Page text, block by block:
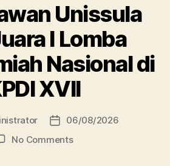
Unissula
I Lomba
Nasional di
XVII
Post
date
06/08/2026
No Commentson